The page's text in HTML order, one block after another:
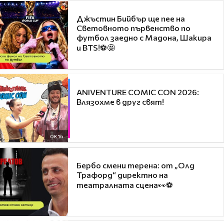
Джъстин Бийбър ще пее на
Световното първенство по
футбол заедно с Мадона, Шакира
и BTS!⚽🤩
08:16
ANIVENTURE COMIC CON 2026:
Влязохме в друг свят!
Бербо смени терена: от „Олд
Трафорд“ директно на
театралната сцена👀⚽